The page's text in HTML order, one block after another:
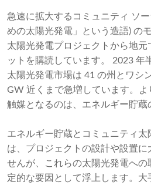
急速に拡大するコミュニティ ソ
めの太陽光発電」という造語) の
太陽光発電プロジェクトから地
ットを購読しています。 2023 年
太陽光発電市場は 41 の州とワシ
GW 近くまで急増しています。
触媒となるのは、エネルギー貯蔵
エネルギー貯蔵とコミュニティ
は、プロジェクトの設計や設置に
せんが、これらの太陽光発電へ
定的な要因として浮上します。